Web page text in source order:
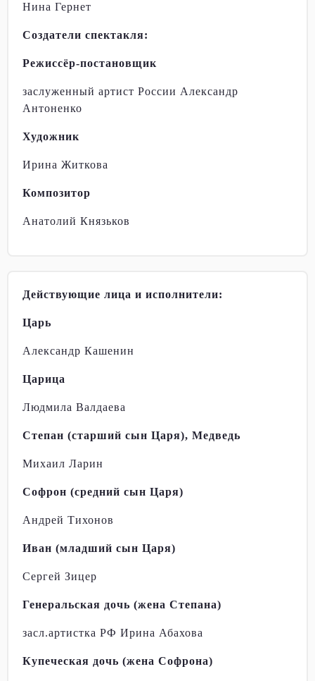
Нина Гернет
Создатели спектакля:
Режиссёр-постановщик
заслуженный артист России Александр
Антоненко
Художник
Ирина Житкова
Композитор
Анатолий Князьков
Действующие лица и исполнители:
Царь
Александр Кашенин
Царица
Людмила Валдаева
Степан (старший сын Царя), Медведь
Михаил Ларин
Софрон (средний сын Царя)
Андрей Тихонов
Иван (младший сын Царя)
Сергей Зицер
Генеральская дочь (жена Степана)
засл.артистка РФ Ирина Абахова
Купеческая дочь (жена Софрона)